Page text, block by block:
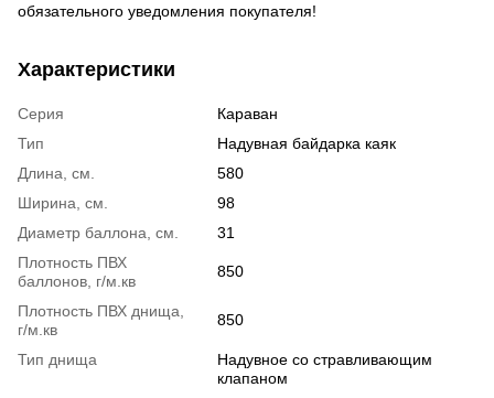
обязательного уведомления покупателя!
Характеристики
Серия
Караван
Тип
Надувная байдарка каяк
Длина, см.
580
Ширина, см.
98
Диаметр баллона, см.
31
Плотность ПВХ
баллонов, г/м.кв
850
Плотность ПВХ днища,
г/м.кв
850
Тип днища
Надувное со стравливающим
клапаном